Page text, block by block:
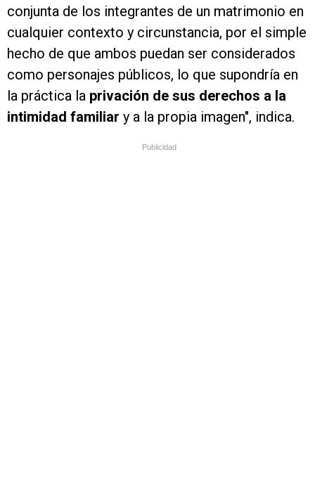
conjunta de los integrantes de un matrimonio en
cualquier contexto y circunstancia, por el simple
hecho de que ambos puedan ser considerados
como personajes públicos, lo que supondría en
la práctica la privación de sus derechos a la
intimidad familiar y a la propia imagen", indica.
Publicidad